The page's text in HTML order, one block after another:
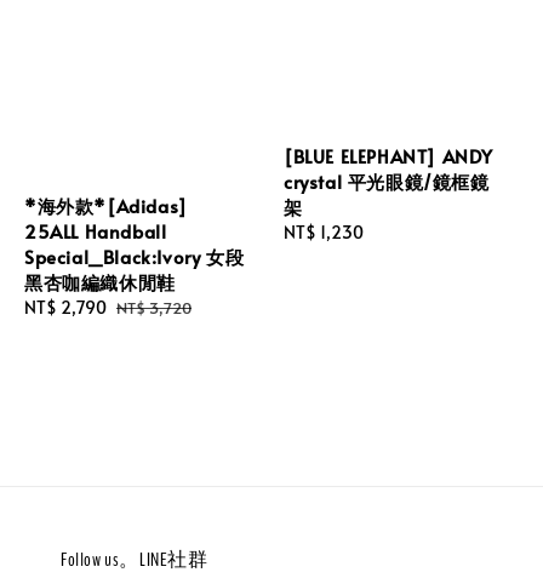
*海外款*[Adidas]
25ALL Handball
Special_Black:Ivory 女段
黑杏咖編織休閒鞋
Sale
NT$ 2,790 Regular
NT$ 3,720
[BLUE ELEPHANT] ANDY
crystal 平光眼鏡/鏡框鏡
架
Regular
NT$ 1,230
Follow us。LINE社群